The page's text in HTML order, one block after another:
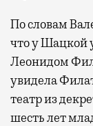
По словам
что у Шацкой
Леонидом
увидела
театр из
шесть лет